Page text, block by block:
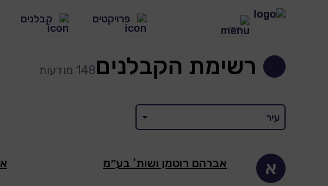
תפריט
פרויקטים
פרויקטים מסחריים
קבלנים
רשימת הקבלנים148 מודעות
עיר
א אברהם רוטמן ושות' בע״מ